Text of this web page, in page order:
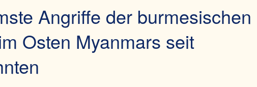
Angriffe der burmesischen
Osten Myanmars seit